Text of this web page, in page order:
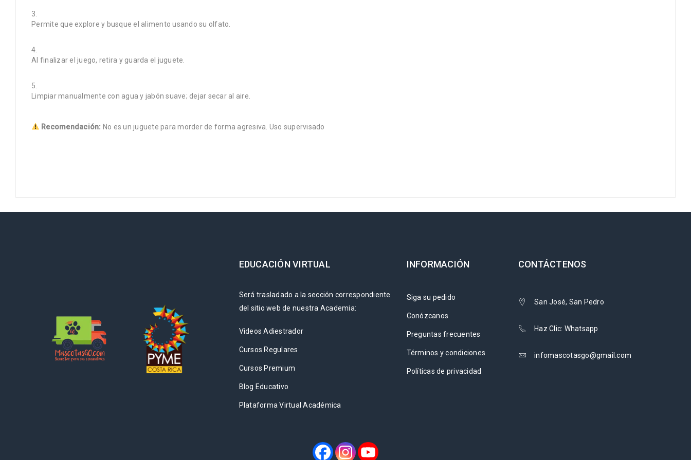
Permite que explore y busque el alimento usando su olfato.
Al finalizar el juego, retira y guarda el juguete.
Limpiar manualmente con agua y jabón suave; dejar secar al aire.
Recomendación: No es un juguete para morder de forma agresiva. Uso supervisado
EDUCACIÓN VIRTUAL
Será trasladado a la sección correspondiente
del sitio web de nuestra Academia:
Videos Adiestrador
Cursos Regulares
Cursos Premium
Blog Educativo
Plataforma Virtual Académica
INFORMACIÓN
Siga su pedido
Conózcanos
Preguntas frecuentes
Términos y condiciones
Políticas de privacidad
CONTÁCTENOS
San José, San Pedro
Haz Clic: Whatsapp
infomascotasgo@gmail.com